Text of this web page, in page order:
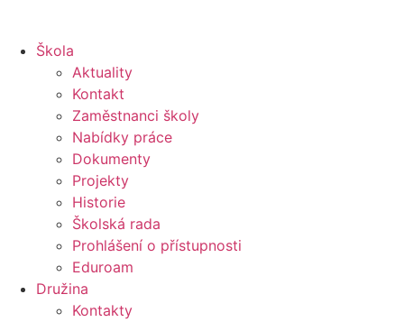
Škola
Aktuality
Kontakt
Zaměstnanci školy
Nabídky práce
Dokumenty
Projekty
Historie
Školská rada
Prohlášení o přístupnosti
Eduroam
Družina
Kontakty